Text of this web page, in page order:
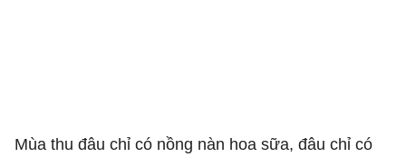
Mùa thu đâu chỉ có nồng nàn hoa sữa, đâu chỉ có